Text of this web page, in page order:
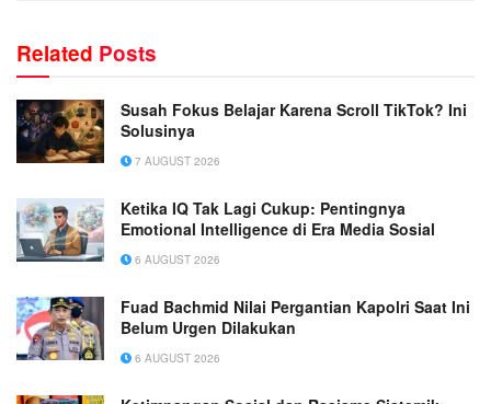
Related Posts
Susah Fokus Belajar Karena Scroll TikTok? Ini
Solusinya
7 AUGUST 2026
Ketika IQ Tak Lagi Cukup: Pentingnya
Emotional Intelligence di Era Media Sosial
6 AUGUST 2026
Fuad Bachmid Nilai Pergantian Kapolri Saat Ini
Belum Urgen Dilakukan
6 AUGUST 2026